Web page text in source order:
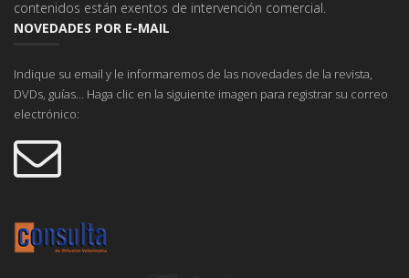
contenidos están exentos de intervención comercial.
NOVEDADES POR E-MAIL
Indique su email y le informaremos de las novedades de la revista,
DVDs, guías... Haga clic en la siguiente imagen para registrar su correo
electrónico: